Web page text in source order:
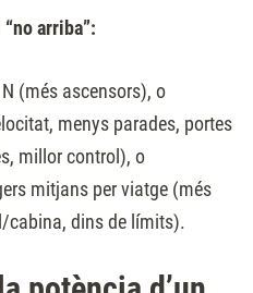
arriba”:
N (més ascensors), o
menys parades, portes
millor control), o
mitjans per viatge (més
cabina, dins de límits).